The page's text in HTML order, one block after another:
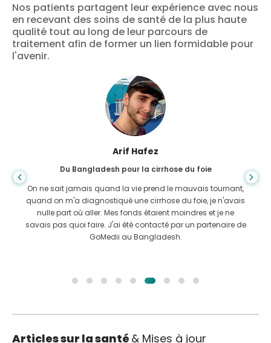
Nos patients partagent leur expérience avec nous
en recevant des soins de santé de la plus haute
qualité tout au long de leur parcours de
traitement afin de former un lien formidable pour
l'avenir.
Arif Hafez
Du Bangladesh pour la cirrhose du foie
On ne sait jamais quand la vie prend le mauvais tournant,
quand on m'a diagnostiqué une cirrhose du foie, je n'avais
nulle part où aller. Mes fonds étaient moindres et je ne
savais pas quoi faire. J'ai été contacté par un partenaire de
GoMedii au Bangladesh.
Articles sur la santé & Mises à jour